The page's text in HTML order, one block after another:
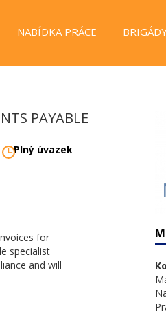
NABÍDKA PRÁCE
PAYABLE
Plný úvazek
for
specialist
and will